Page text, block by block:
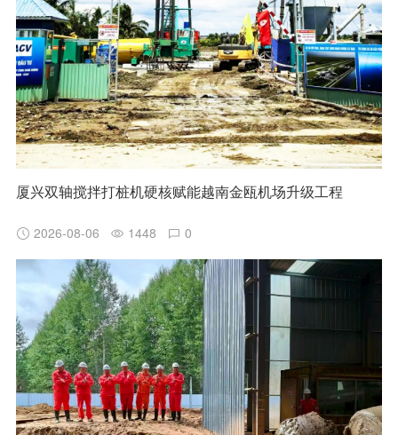
厦兴双轴搅拌打桩机硬核赋能越南金瓯机场升级工程
2026-08-06 1448 0